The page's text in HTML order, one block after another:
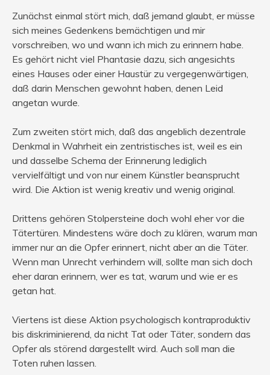
Zunächst einmal stört mich, daß jemand glaubt, er müsse
sich meines Gedenkens bemächtigen und mir
vorschreiben, wo und wann ich mich zu erinnern habe.
Es gehört nicht viel Phantasie dazu, sich angesichts
eines Hauses oder einer Haustür zu vergegenwärtigen,
daß darin Menschen gewohnt haben, denen Leid
angetan wurde.
Zum zweiten stört mich, daß das angeblich dezentrale
Denkmal in Wahrheit ein zentristisches ist, weil es ein
und dasselbe Schema der Erinnerung lediglich
vervielfältigt und von nur einem Künstler beansprucht
wird. Die Aktion ist wenig kreativ und wenig original.
Drittens gehören Stolpersteine doch wohl eher vor die
Tätertüren. Mindestens wäre doch zu klären, warum man
immer nur an die Opfer erinnert, nicht aber an die Täter.
Wenn man Unrecht verhindern will, sollte man sich doch
eher daran erinnern, wer es tat, warum und wie er es
getan hat.
Viertens ist diese Aktion psychologisch kontraproduktiv
bis diskriminierend, da nicht Tat oder Täter, sondern das
Opfer als störend dargestellt wird. Auch soll man die
Toten ruhen lassen.